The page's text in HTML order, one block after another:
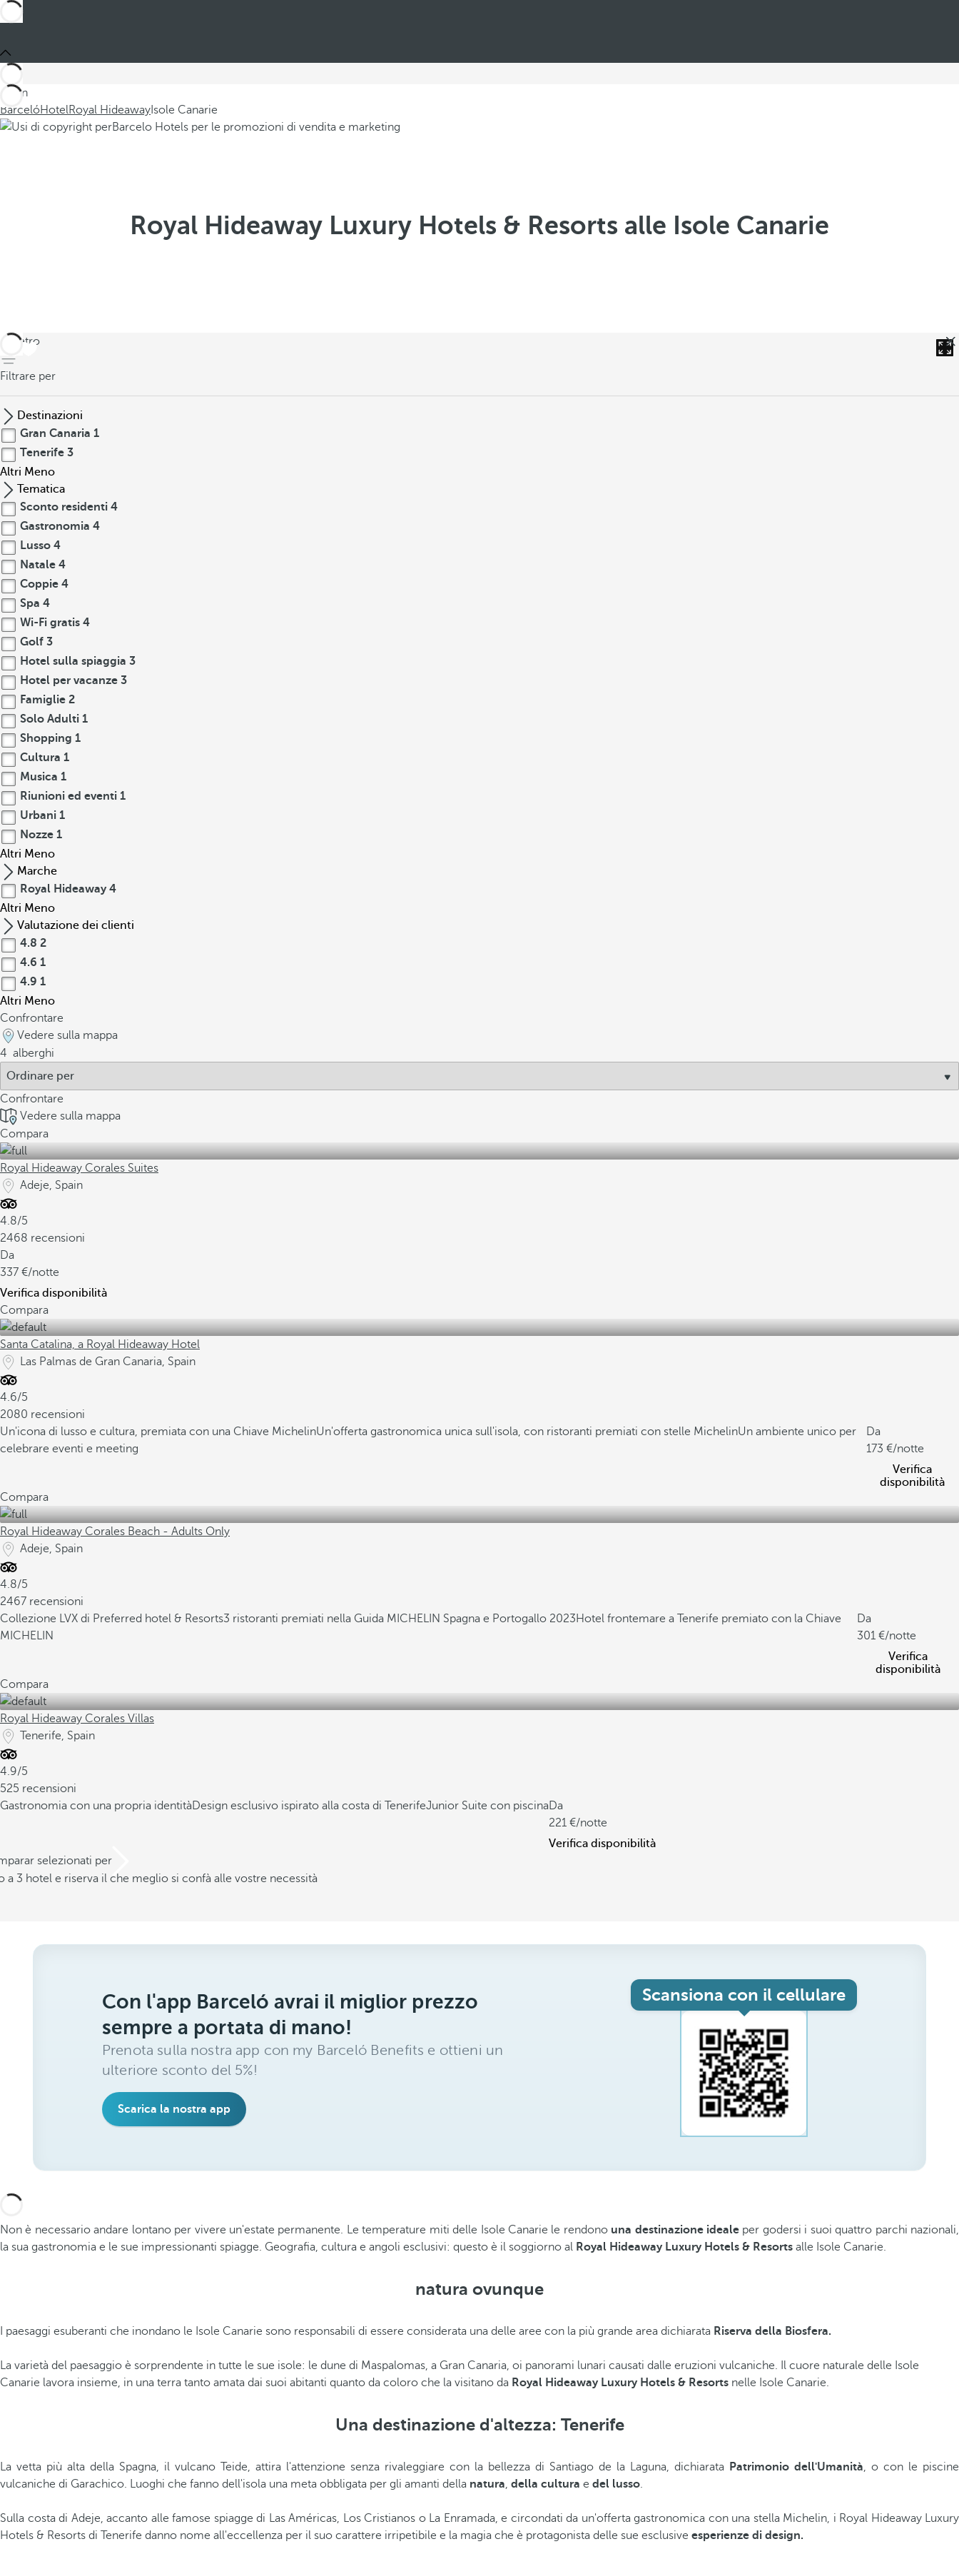
Sei in
BarcelóHotelRoyal Hideaway Isole Canarie
Royal Hideaway Luxury Hotels & Resorts alle Isole Canarie
indietro
Filtrare per
Destinazioni
Gran Canaria 1
Tenerife 3
Altri Meno
Tematica
Sconto residenti 4
Gastronomia 4
Lusso 4
Natale 4
Coppie 4
Spa 4
Wi-Fi gratis 4
Golf 3
Hotel sulla spiaggia 3
Hotel per vacanze 3
Famiglie 2
Solo Adulti 1
Shopping 1
Cultura 1
Musica 1
Riunioni ed eventi 1
Urbani 1
Nozze 1
Altri Meno
Marche
Royal Hideaway 4
Altri Meno
Valutazione dei clienti
4.8 2
4.6 1
4.9 1
Altri Meno
Confrontare
Vedere sulla mappa
4 alberghi
Confrontare
Vedere sulla mappa
Compara
Royal Hideaway Corales Suites
Adeje, Spain
4.8/5
2468 recensioni
Da
337
/notte
Verifica disponibilità
Compara
Santa Catalina, a Royal Hideaway Hotel
Las Palmas de Gran Canaria, Spain
4.6/5
2080 recensioni
Un'icona di lusso e cultura, premiata con una Chiave MichelinUn'offerta gastronomica unica sull'isola, con ristoranti premiati con stelle MichelinUn ambiente unico per
celebrare eventi e meeting
Da
173
/notte
Verifica
disponibilità
Compara
Royal Hideaway Corales Beach - Adults Only
Adeje, Spain
4.8/5
2467 recensioni
Collezione LVX di Preferred hotel & Resorts3 ristoranti premiati nella Guida MICHELIN Spagna e Portogallo 2023Hotel frontemare a Tenerife premiato con la Chiave
MICHELIN
Da
301
/notte
Verifica
disponibilità
Compara
Royal Hideaway Corales Villas
Tenerife, Spain
4.9/5
525 recensioni
Gastronomia con una propria identitàDesign esclusivo ispirato alla costa di TenerifeJunior Suite con piscinaDa
221
/notte
Verifica disponibilità
selezionati per
a 3 hotel e riserva il che meglio si confà alle vostre necessità
Con l'app Barceló avrai il miglior prezzo
sempre a portata di mano!
Prenota sulla nostra app con my Barceló Benefits e ottieni un
ulteriore sconto del 5%!
Scarica la nostra app
Scansiona con il cellulare
Non è necessario andare lontano per vivere un'estate permanente. Le temperature miti delle Isole Canarie le rendono una destinazione ideale per godersi i suoi quattro parchi nazionali,
la sua gastronomia e le sue impressionanti spiagge. Geografia, cultura e angoli esclusivi: questo è il soggiorno al Royal Hideaway Luxury Hotels & Resorts alle Isole Canarie.
natura ovunque
I paesaggi esuberanti che inondano le Isole Canarie sono responsabili di essere considerata una delle aree con la più grande area dichiarata Riserva della Biosfera.
La varietà del paesaggio è sorprendente in tutte le sue isole: le dune di Maspalomas, a Gran Canaria, oi panorami lunari causati dalle eruzioni vulcaniche. Il cuore naturale delle Isole
Canarie lavora insieme, in una terra tanto amata dai suoi abitanti quanto da coloro che la visitano da Royal Hideaway Luxury Hotels & Resorts nelle Isole Canarie.
Una destinazione d'altezza: Tenerife
La vetta più alta della Spagna, il vulcano Teide, attira l'attenzione senza rivaleggiare con la bellezza di Santiago de la Laguna, dichiarata Patrimonio dell'Umanità, o con le piscine
vulcaniche di Garachico. Luoghi che fanno dell'isola una meta obbligata per gli amanti della natura, della cultura e del lusso.
Sulla costa di Adeje, accanto alle famose spiagge di Las Américas, Los Cristianos o La Enramada, e circondati da un'offerta gastronomica con una stella Michelin, i Royal Hideaway Luxury
Hotels & Resorts di Tenerife danno nome all'eccellenza per il suo carattere irripetibile e la magia che è protagonista delle sue esclusive esperienze di design.